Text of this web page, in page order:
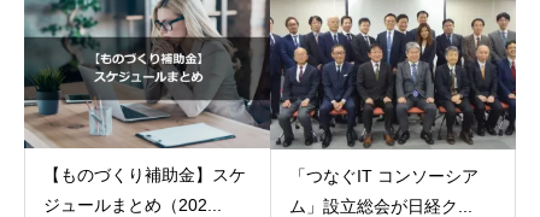
【ものづくり補助金】スケ
ジュールまとめ（202...
「つなぐIT コンソーシア
ム」設立総会が日経ク...